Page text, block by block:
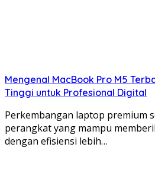
Mengenal MacBook Pro M5
Tinggi untuk Profesional Digital
Perkembangan laptop premium
perangkat yang mampu
dengan efisiensi lebih…